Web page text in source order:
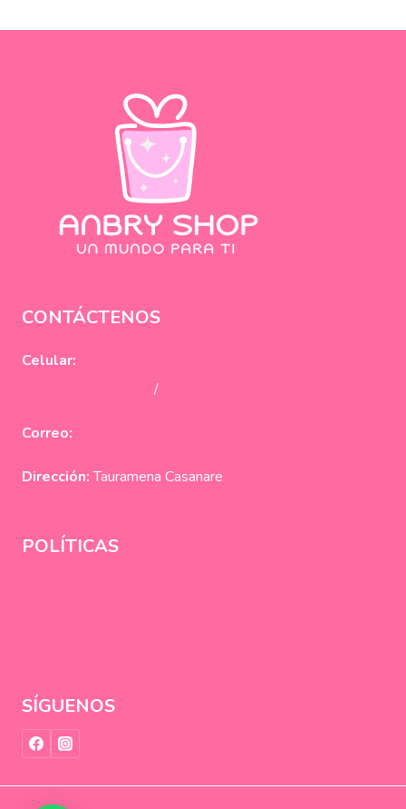
CONTÁCTENOS
Celular:
/
Correo:
Dirección:Tauramena Casanare
POLÍTICAS
SÍGUENOS